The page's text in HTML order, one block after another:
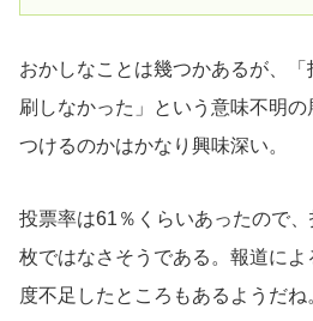
おかしなことは幾つかあるが、
刷しなかった」という意味不明
つけるのかはかなり興味深い。
投票率は61％くらいあったので
枚ではなさそうである。報道に
度不足したところもあるようだ